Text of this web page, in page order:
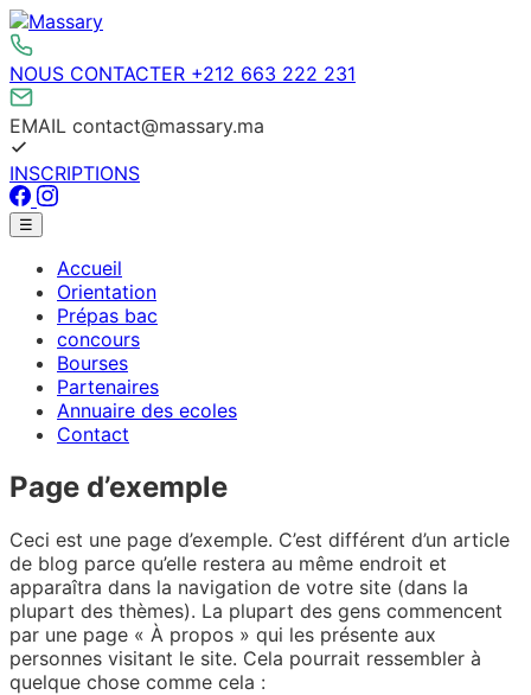
Aller
au
contenu
NOUS CONTACTER +212 663 222 231
EMAIL contact@massary.ma
INSCRIPTIONS
Facebook
Instagram
Menu
principal
☰
Accueil
Orientation
Prépas bac
concours
Bourses
Partenaires
Annuaire des ecoles
Contact
Page d’exemple
Ceci est une page d’exemple. C’est différent d’un article
de blog parce qu’elle restera au même endroit et
apparaîtra dans la navigation de votre site (dans la
plupart des thèmes). La plupart des gens commencent
par une page « À propos » qui les présente aux
personnes visitant le site. Cela pourrait ressembler à
quelque chose comme cela :